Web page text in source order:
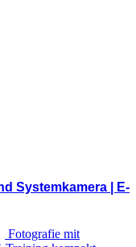
Systemkamera | E-
Fotografie mit